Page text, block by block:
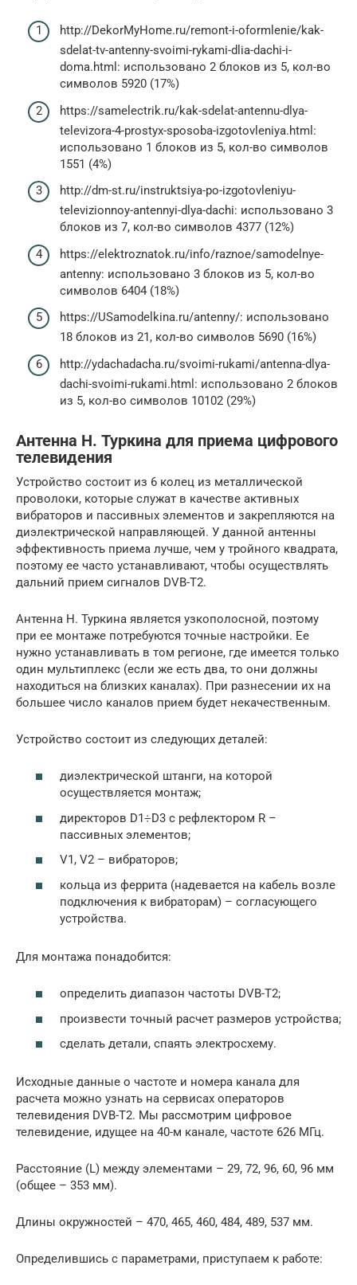
http://DekorMyHome.ru/remont-i-oformlenie/kak-
sdelat-tv-antenny-svoimi-rykami-dlia-dachi-i-
doma.html: использовано 2 блоков из 5, кол-во
символов 5920 (17%)
https://samelectrik.ru/kak-sdelat-antennu-dlya-
televizora-4-prostyx-sposoba-izgotovleniya.html:
использовано 1 блоков из 5, кол-во символов
1551 (4%)
http://dm-st.ru/instruktsiya-po-izgotovleniyu-
televizionnoy-antennyi-dlya-dachi: использовано 3
блоков из 7, кол-во символов 4377 (12%)
https://elektroznatok.ru/info/raznoe/samodelnye-
antenny: использовано 3 блоков из 5, кол-во
символов 6404 (18%)
https://USamodelkina.ru/antenny/: использовано
18 блоков из 21, кол-во символов 5690 (16%)
http://ydachadacha.ru/svoimi-rukami/antenna-dlya-
dachi-svoimi-rukami.html: использовано 2 блоков
из 5, кол-во символов 10102 (29%)
Антенна Н. Туркина для приема цифрового
телевидения
Устройство состоит из 6 колец из металлической
проволоки, которые служат в качестве активных
вибраторов и пассивных элементов и закрепляются на
диэлектрической направляющей. У данной антенны
эффективность приема лучше, чем у тройного квадрата,
поэтому ее часто устанавливают, чтобы осуществлять
дальний прием сигналов DVB-T2.
Антенна Н. Туркина является узкополосной, поэтому
при ее монтаже потребуются точные настройки. Ее
нужно устанавливать в том регионе, где имеется только
один мультиплекс (если же есть два, то они должны
находиться на близких каналах). При разнесении их на
большее число каналов прием будет некачественным.
Устройство состоит из следующих деталей:
диэлектрической штанги, на которой
осуществляется монтаж;
директоров D1÷D3 с рефлектором R –
пассивных элементов;
V1, V2 – вибраторов;
кольца из феррита (надевается на кабель возле
подключения к вибраторам) – согласующего
устройства.
Для монтажа понадобится:
определить диапазон частоты DVB-T2;
произвести точный расчет размеров устройства;
сделать детали, спаять электросхему.
Исходные данные о частоте и номера канала для
расчета можно узнать на сервисах операторов
телевидения DVB-T2. Мы рассмотрим цифровое
телевидение, идущее на 40-м канале, частоте 626 МГц.
Расстояние (L) между элементами – 29, 72, 96, 60, 96 мм
(общее – 353 мм).
Длины окружностей – 470, 465, 460, 484, 489, 537 мм.
Определившись с параметрами, приступаем к работе: